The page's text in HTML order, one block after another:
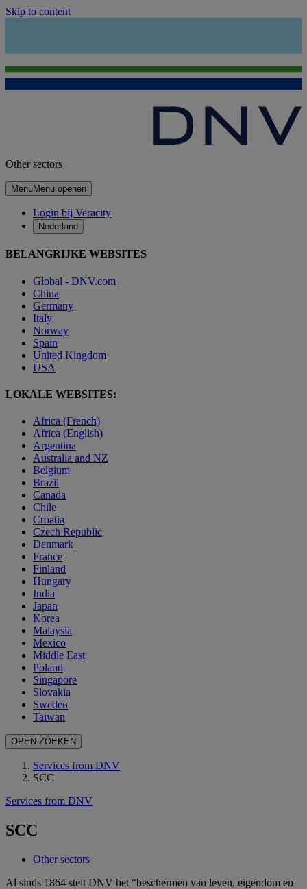
Skip to content
Other sectors
MenuMenu openen
Login bij Veracity
Nederland
BELANGRIJKE WEBSITES
Global - DNV.com
China
Germany
Italy
Norway
Spain
United Kingdom
USA
LOKALE WEBSITES:
Africa (French)
Africa (English)
Argentina
Australia and NZ
Belgium
Brazil
Canada
Chile
Croatia
Czech Republic
Denmark
France
Finland
Hungary
India
Japan
Korea
Malaysia
Mexico
Middle East
Poland
Singapore
Slovakia
Sweden
Taiwan
OPEN ZOEKEN
Services from DNV
SCC
Services from DNV
SCC
Other sectors
Al sinds 1864 stelt DNV het “beschermen van leven, eigendom en